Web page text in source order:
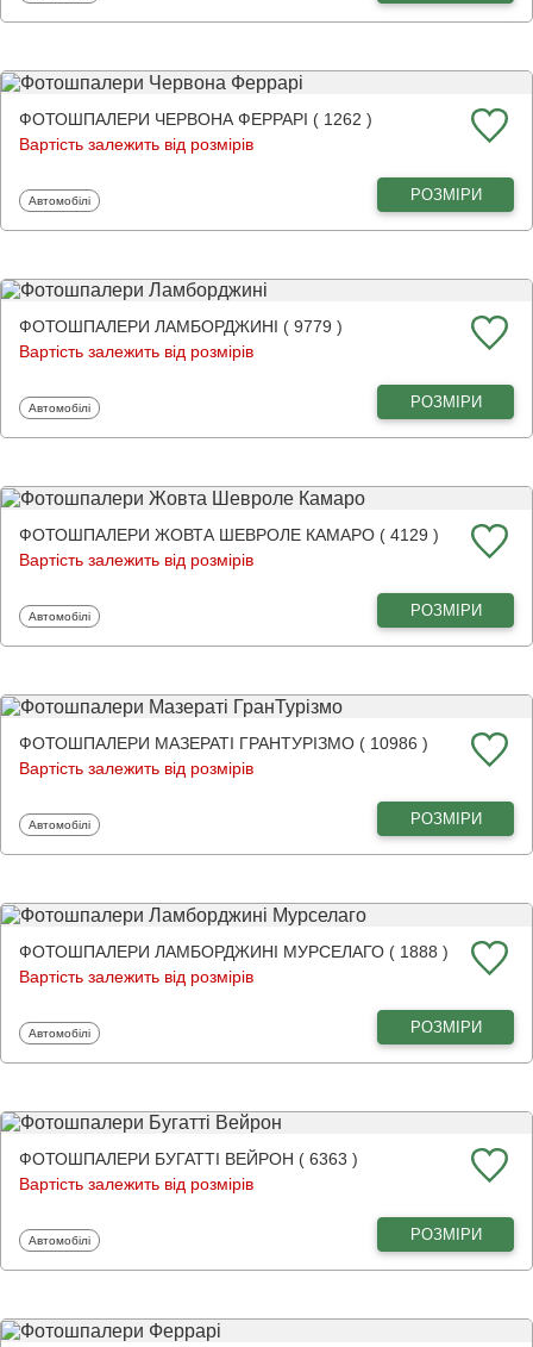
ФОТОШПАЛЕРИ ЧЕРВОНА ФЕРРАРІ ( 1262 )
Вартість залежить від розмірів
Фотошпалери
Автомобілі РОЗМІРИ
ФОТОШПАЛЕРИ ЛАМБОРДЖИНІ ( 9779 )
Вартість залежить від розмірів
Фотошпалери
Автомобілі РОЗМІРИ
ФОТОШПАЛЕРИ ЖОВТА ШЕВРОЛЕ КАМАРО ( 4129 )
Вартість залежить від розмірів
Фотошпалери
Автомобілі РОЗМІРИ
ФОТОШПАЛЕРИ МАЗЕРАТІ ГРАНТУРІЗМО ( 10986 )
Вартість залежить від розмірів
Фотошпалери
Автомобілі РОЗМІРИ
ФОТОШПАЛЕРИ ЛАМБОРДЖИНІ МУРСЕЛАГО ( 1888 )
Вартість залежить від розмірів
Фотошпалери
Автомобілі РОЗМІРИ
ФОТОШПАЛЕРИ БУГАТТІ ВЕЙРОН ( 6363 )
Вартість залежить від розмірів
Фотошпалери
Автомобілі РОЗМІРИ